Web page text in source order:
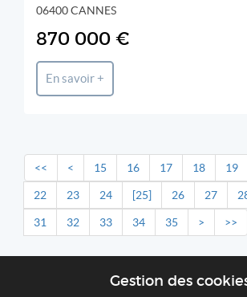
06400 CANNES
870 000 €
En savoir +
<< < 15 16 17 18 19
22 23 24 [25] 26 27
31 32 33 34 35 > >>
Gestion des